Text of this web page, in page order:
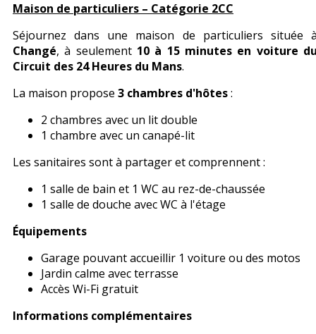
Maison de particuliers – Catégorie 2CC​
Séjournez dans une maison de particuliers située
Changé, à seulement 10 à 15 minutes en voiture
Circuit des 24 Heures du Mans.
La maison propose 3 chambres d'hôtes:
2 chambres avec un lit double
1 chambre avec un canapé-lit
Les sanitaires sont à partager et comprennent :
1 salle de bain et 1 WC au rez-de-chaussée
1 salle de douche avec WC à l'étage
Équipements
Garage pouvant accueillir 1 voiture ou des motos
Jardin calme avec terrasse
Accès Wi-Fi gratuit
Informations complémentaires